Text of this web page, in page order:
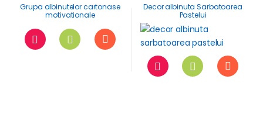
Grupa albinutelor cartonase
motivationale
Decor albinuta Sarbatoarea
Pastelui